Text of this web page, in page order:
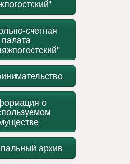
счетная
палата
о
архив